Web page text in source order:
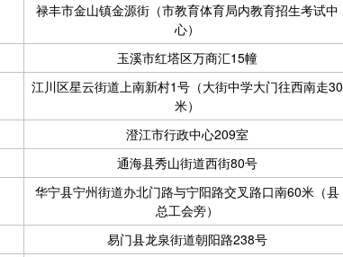
禄丰市金山镇金源街（市教育体育局内教育招生考试中
心）
玉溪市红塔区万商汇15幢
江川区星云街道上南新村1号（大街中学大门往西南走30
米）
澄江市行政中心209室
通海县秀山街道西街80号
华宁县宁州街道办北门路与宁阳路交叉路口南60米（县
总工会旁）
易门县龙泉街道朝阳路238号